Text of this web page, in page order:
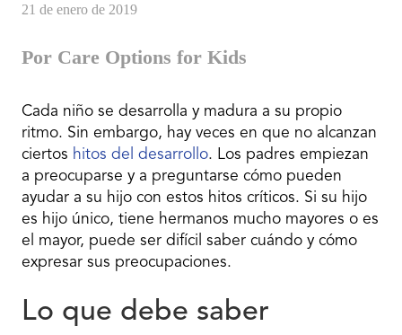
21 de enero de 2019
Por Care Options for Kids
Cada niño se desarrolla y madura a su propio
ritmo. Sin embargo, hay veces en que no alcanzan
ciertos hitos del desarrollo. Los padres empiezan
a preocuparse y a preguntarse cómo pueden
ayudar a su hijo con estos hitos críticos. Si su hijo
es hijo único, tiene hermanos mucho mayores o es
el mayor, puede ser difícil saber cuándo y cómo
expresar sus preocupaciones.
Lo que debe saber